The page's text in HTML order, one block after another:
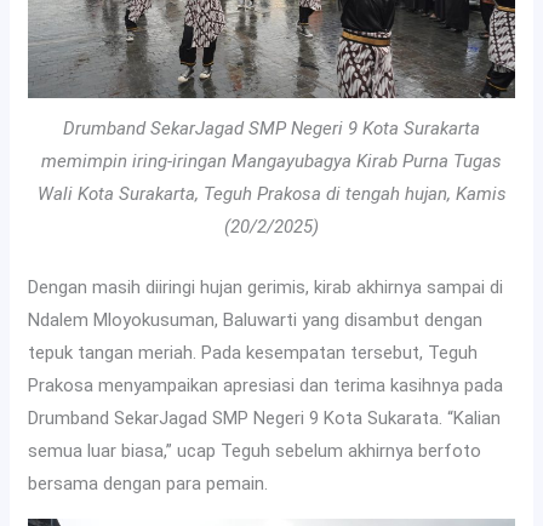
Drumband SekarJagad SMP Negeri 9 Kota Surakarta
memimpin iring-iringan Mangayubagya Kirab Purna Tugas
Wali Kota Surakarta, Teguh Prakosa di tengah hujan, Kamis
(20/2/2025)
Dengan masih diiringi hujan gerimis, kirab akhirnya sampai di
Ndalem Mloyokusuman, Baluwarti yang disambut dengan
tepuk tangan meriah. Pada kesempatan tersebut, Teguh
Prakosa menyampaikan apresiasi dan terima kasihnya pada
Drumband SekarJagad SMP Negeri 9 Kota Sukarata. “Kalian
semua luar biasa,” ucap Teguh sebelum akhirnya berfoto
bersama dengan para pemain.